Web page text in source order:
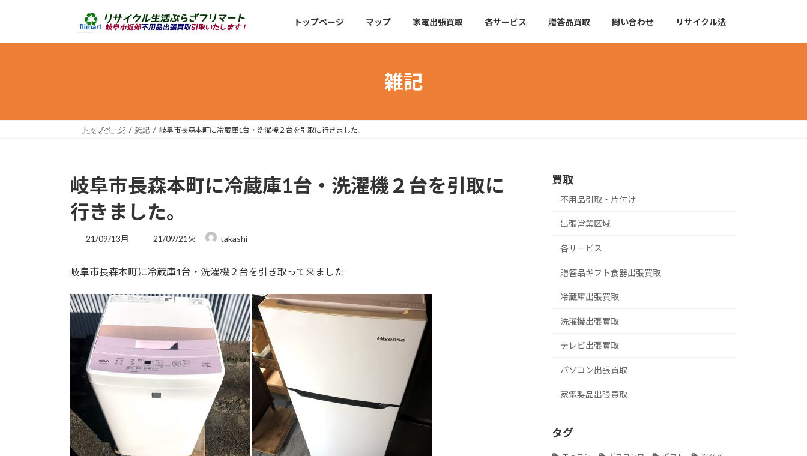
ッ
移
トップページ マップ 家電出張買取 各サービス 贈答品買取 問い合わせ リサイクル法
雑記
トップページ 雑記 岐阜市長森本町に冷蔵庫1台・洗濯機２台を引取に行きました。
岐阜市長森本町に冷蔵庫1台・洗濯機２台を引取に
行きました。
21/09/13月
最
新
時
21/09/21火 takashi
岐阜市長森本町に冷蔵庫1台・洗濯機２台を引き取って来ました
買取
不用品引取・片付け
出張営業区域
各サービス
贈答品ギフト食器出張買取
冷蔵庫出張買取
洗濯機出張買取
テレビ出張買取
パソコン出張買取
家電製品出張買取
タグ